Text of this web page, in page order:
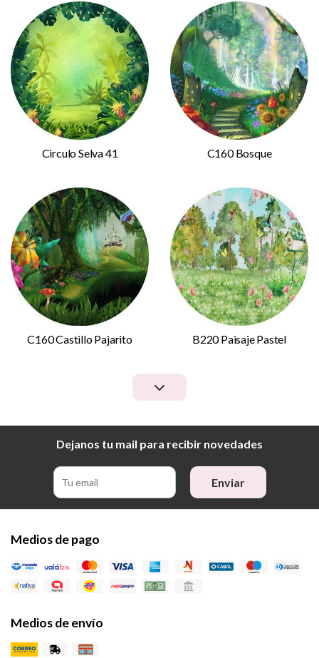
Circulo Selva 41 C160 Bosque
C160 Castillo Pajarito B220 Paisaje Pastel
Dejanos tu mail para recibir novedades
Enviar
Medios de pago
Medios de envío